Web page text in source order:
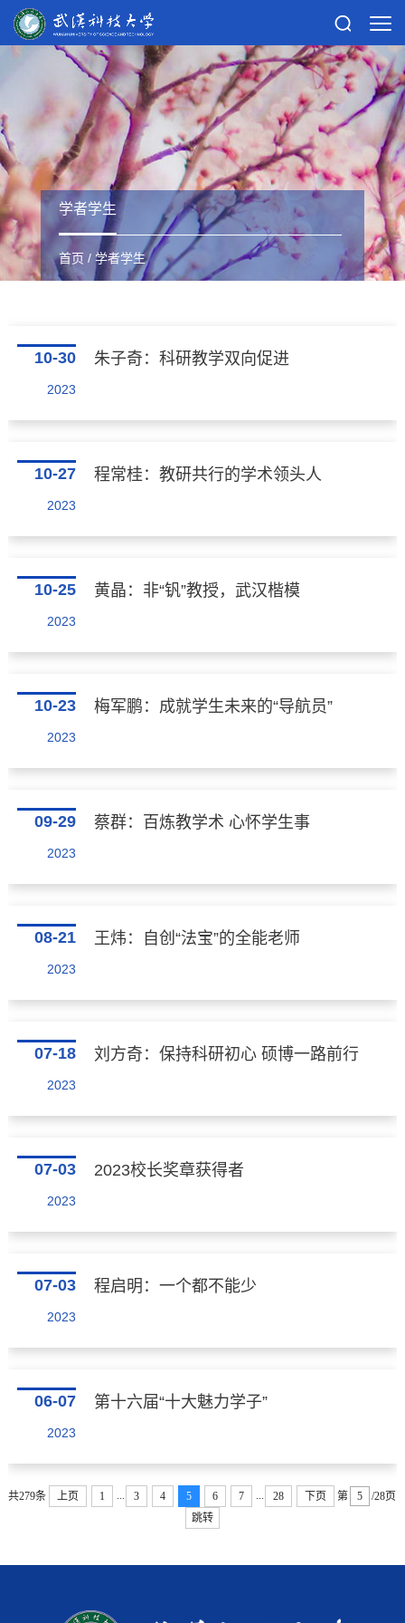
学者学生
首页 / 学者学生
10-30
2023
朱子奇：科研教学双向促进
10-27
2023
程常桂：教研共行的学术领头人
10-25
2023
黄晶：非“钒”教授，武汉楷模
10-23
2023
梅军鹏：成就学生未来的“导航员”
09-29
2023
蔡群：百炼教学术 心怀学生事
08-21
2023
王炜：自创“法宝”的全能老师
07-18
2023
刘方奇：保持科研初心 硕博一路前行
07-03
2023
2023校长奖章获得者
07-03
2023
程启明：一个都不能少
06-07
2023
第十六届“十大魅力学子”
共279条 上页 1 3 4 5 6 7 28 下页 第
/28页
跳转